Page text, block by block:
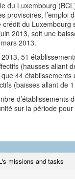
du Luxembourg
provisoires, l’emploi
du Luxembourg
2013, soit une
2013.
51
(hausses allant
44 établissements
(baisses allant de
d’établissements
sur la période pour
missions and tasks